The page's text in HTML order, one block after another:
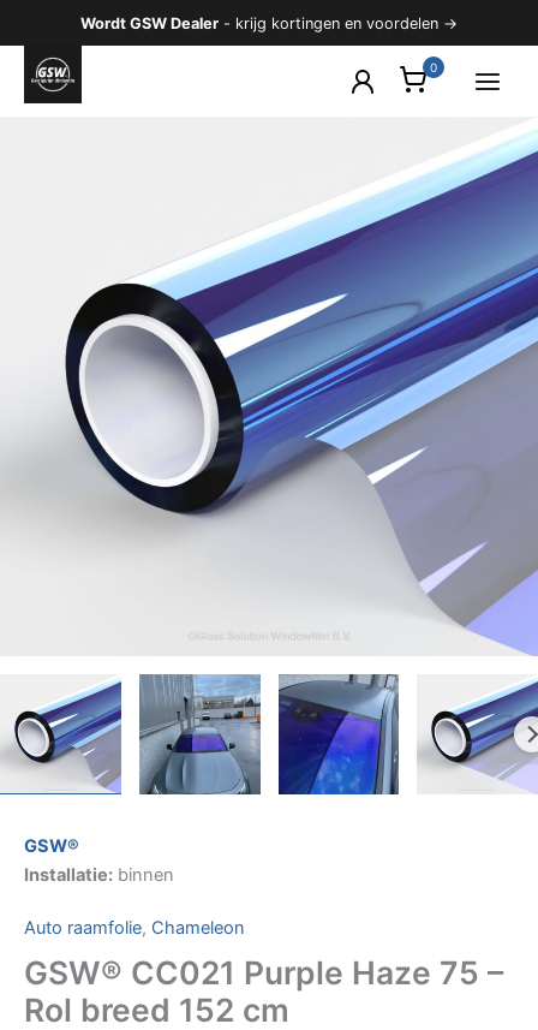
naar
inhoud
Wordt GSW Dealer - krijg kortingen en voordelen →
GSW®
Installatie: binnen
Auto raamfolie, Chameleon
GSW® CC021 Purple Haze 75 –
Rol breed 152 cm